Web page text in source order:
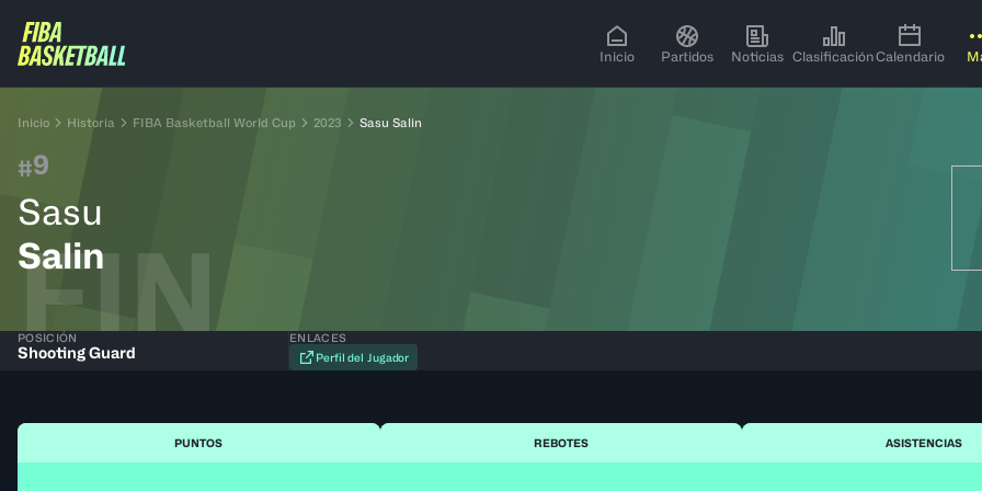
Inicio Partidos Noticias ClasificaciónCalendario
Inicio Historia FIBA Basketball World Cup 2023 Sasu Salin
#9
Sasu
Salin
FIN
POSICIÓN
Shooting Guard
ENLACES
Perfil del Jugador
PUNTOS REBOTES ASISTENCIAS